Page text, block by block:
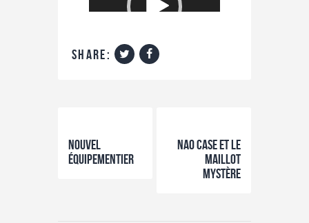
share:
Nouvel
équipementier
NAO CASE et le
maillot
mystère